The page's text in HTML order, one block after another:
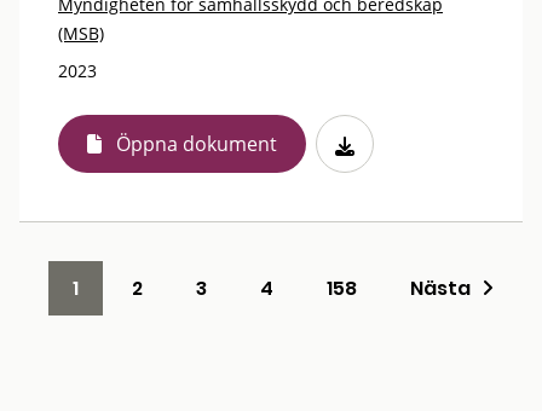
(MSB)
2023
Öppna dokument
1 2 3 4 158 Nästa